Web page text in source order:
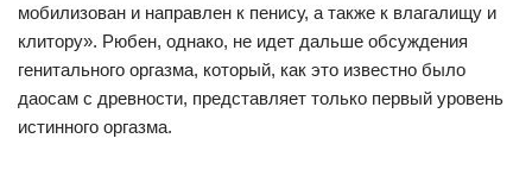
мобилизован и направлен к пенису, а также к влагалищу и
клитору». Рюбен, однако, не идет дальше обсуждения
генитального оргазма, который, как это известно было
даосам с древности, представляет только первый уровень
истинного оргазма.